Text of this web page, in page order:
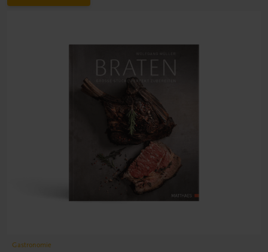
Gastronomie